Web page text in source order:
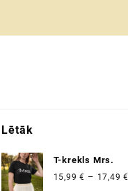
Lētāk
T-krekls Mrs.
15,99€ – 17,49€